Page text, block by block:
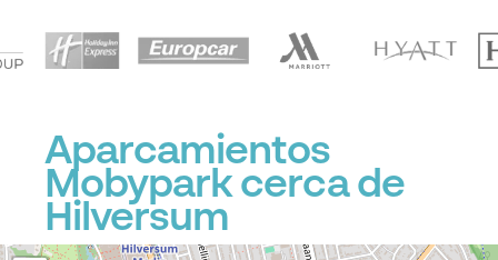
Aparcamientos
Mobypark cerca de
Hilversum